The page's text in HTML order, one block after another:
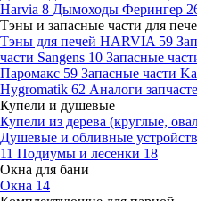
Harvia 8 Дымоходы Ферингер
Тэны и запасные части для
Тэны для печей HARVIA 59
части Sangens 10 Запасные
Паромакс 59 Запасные части
Hygromatik 62 Аналоги
Купели и душевые
Купели из дерева (круглые,
Душевые и обливные
11 Подиумы и лесенки 18
Окна для бани
Окна 14